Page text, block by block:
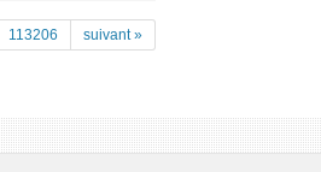
113206 suivant »